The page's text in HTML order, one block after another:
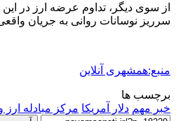
از سوی دیگر، تداوم عرضه ارز در
سرریز نوسانات روانی به جریان
منبع:همشهری آنلاین
برچسب ها
خبر مهم دلار آمريكا مرکز مبادله ارز